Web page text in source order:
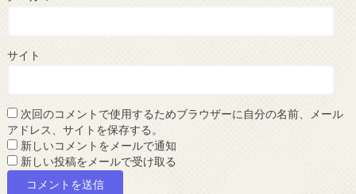
サイト
次回のコメントで使用するためブラウザーに自分の名前、メール
アドレス、サイトを保存する。
新しいコメントをメールで通知
新しい投稿をメールで受け取る